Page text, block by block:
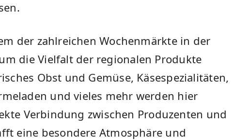
der zahlreichen Wochenmärkte in der
die ⁢Vielfalt der regionalen Produkte
Obst und Gemüse,​ Käsespezialitäten,
und vieles mehr werden‌ hier
Verbindung zwischen Produzenten und⁢
eine ⁢besondere ‌Atmosphäre und